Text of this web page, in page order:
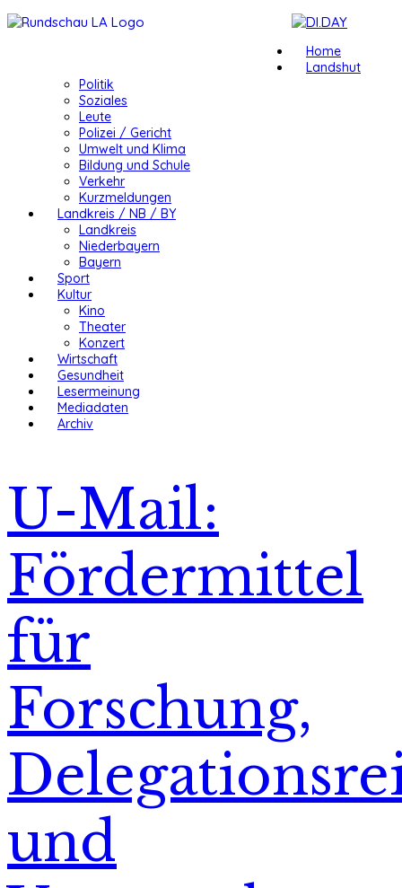
Home
Landshut
Politik
Soziales
Leute
Polizei / Gericht
Umwelt und Klima
Bildung und Schule
Verkehr
Kurzmeldungen
Landkreis / NB / BY
Landkreis
Niederbayern
Bayern
Sport
Kultur
Kino
Theater
Konzert
Wirtschaft
Gesundheit
Lesermeinung
Mediadaten
Archiv
U-Mail:
Fördermittel
für
Forschung,
und